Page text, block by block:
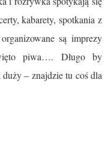
kabarety, spotkania z
są imprezy
piwa…. Długo by
– znajdzie tu coś dla